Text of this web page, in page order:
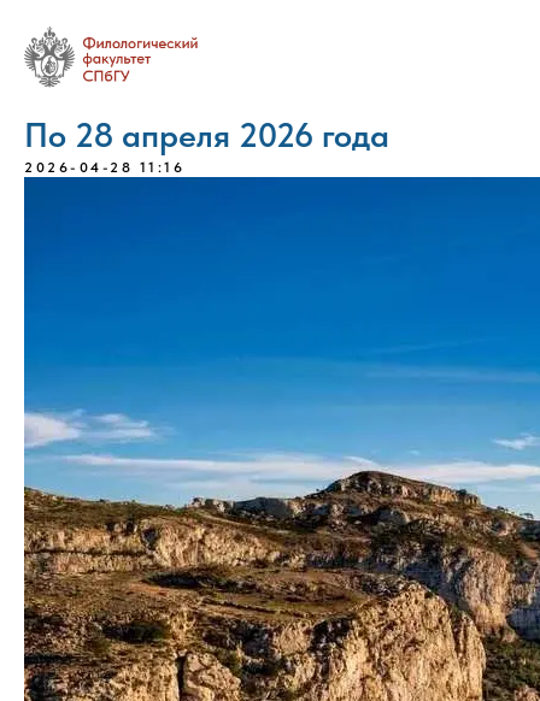
По 28 апреля 2026 года
2026-04-28 11:16